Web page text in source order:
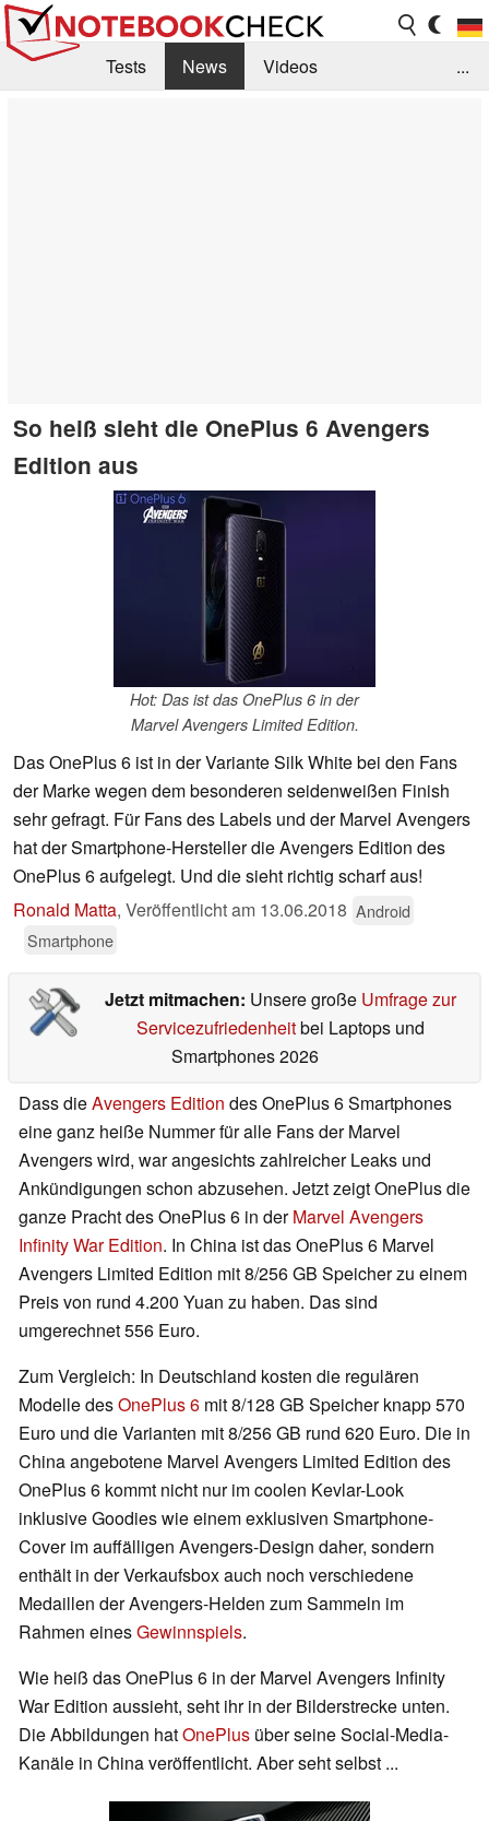
Tests News
Videos
...
So heiß sieht die OnePlus 6 Avengers
Edition aus
Hot: Das ist das OnePlus 6 in der
Marvel Avengers Limited Edition.
Das OnePlus 6 ist in der Variante Silk White bei den Fans
der Marke wegen dem besonderen seidenweißen Finish
sehr gefragt. Für Fans des Labels und der Marvel Avengers
hat der Smartphone-Hersteller die Avengers Edition des
OnePlus 6 aufgelegt. Und die sieht richtig scharf aus!
Ronald Matta, Veröffentlicht am 13.06.2018 Android
Smartphone
Jetzt mitmachen: Unsere große Umfrage zur
Servicezufriedenheitbei Laptops und
Smartphones 2026
Dass dieAvengers Edition des OnePlus 6 Smartphones
eine ganz heiße Nummer für alle Fans der Marvel
Avengers wird, war angesichts zahlreicher Leaks und
Ankündigungen schon abzusehen. Jetzt zeigt OnePlus die
ganze Pracht des OnePlus 6 in derMarvel Avengers
Infinity War Edition. In China ist das OnePlus 6 Marvel
Avengers Limited Edition mit 8/256 GB Speicher zu einem
Preis von rund 4.200 Yuan zu haben. Das sind
umgerechnet 556 Euro.
Zum Vergleich: In Deutschland kosten die regulären
Modelle desOnePlus 6 mit 8/128 GB Speicher knapp 570
Euro und die Varianten mit 8/256 GB rund 620 Euro. Die in
China angebotene Marvel Avengers Limited Edition des
OnePlus 6 kommt nicht nur im coolen Kevlar-Look
inklusive Goodies wie einem exklusiven Smartphone-
Cover im auffälligen Avengers-Design daher, sondern
enthält in der Verkaufsbox auch noch verschiedene
Medaillen der Avengers-Helden zum Sammeln im
Rahmen einesGewinnspiels.
Wie heiß das OnePlus 6 in der Marvel Avengers Infinity
War Edition aussieht, seht ihr in der Bilderstrecke unten.
Die Abbildungen hatOnePlus über seine Social-Media-
Kanäle in China veröffentlicht. Aber seht selbst ...